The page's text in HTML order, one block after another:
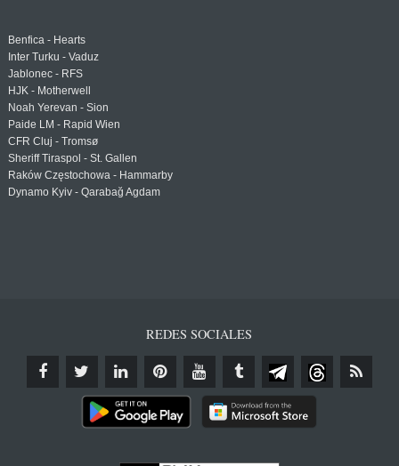
Benfica - Hearts
Inter Turku - Vaduz
Jablonec - RFS
HJK - Motherwell
Noah Yerevan - Sion
Paide LM - Rapid Wien
CFR Cluj - Tromsø
Sheriff Tiraspol - St. Gallen
Raków Częstochowa - Hammarby
Dynamo Kyiv - Qarabağ Agdam
REDES SOCIALES